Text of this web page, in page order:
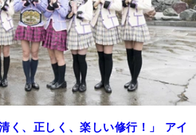
く、正しく、楽しい修行！」 アイ